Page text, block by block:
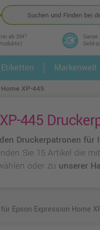
ab 35€¹
Ganze
Geld-
2.
Markenwelt
XP-445
445
Druckerpatronen für
Sie 15 Artikel die
oder zu unserer
Epson Expression Home